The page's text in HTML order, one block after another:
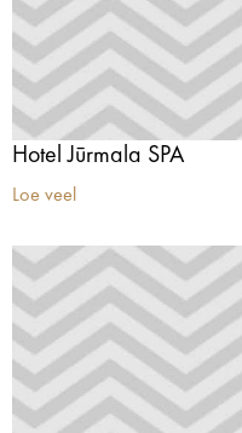
Hotel Jūrmala SPA
Loe veel